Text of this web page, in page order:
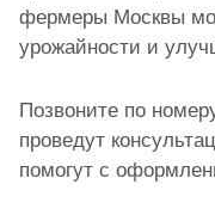
фермеры Москвы
урожайности и
Позвоните по
проведут
помогут с